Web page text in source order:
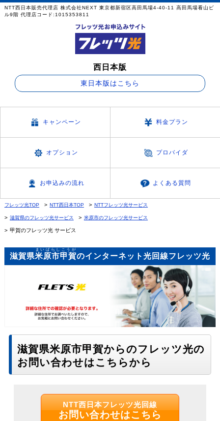
NTT西日本販売代理店 株式会社NEXT 東京都新宿区高田馬場4-40-11 高田馬場看山ビ
ル9階 代理店コード:1015353811
西日本版
東日本版はこちら
キャンペーン 料金プラン
オプション プロバイダ
お申込みの流れ よくある質問
フレッツ光TOP NTT西日本TOP NTTフレッツ光サービス
滋賀県のフレッツ光サービス 米原市のフレッツ光サービス
甲賀のフレッツ光 サービス
滋賀県米原市甲賀
まいばらしこうが
のインターネット光回線フレッツ光
滋賀県米原市甲賀からのフレッツ光の
お問い合わせはこちらから
NTT西日本フレッツ光回線
お問い合わせはこちら